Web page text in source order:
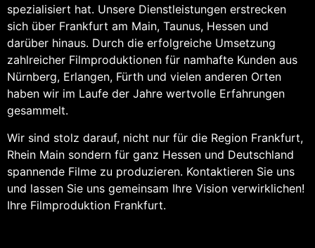
spezialisiert hat. Unsere Dienstleistungen erstrecken
sich über Frankfurt am Main, Taunus, Hessen und
darüber hinaus. Durch die erfolgreiche Umsetzung
zahlreicher Filmproduktionen für namhafte Kunden aus
Nürnberg, Erlangen, Fürth und vielen anderen Orten
haben wir im Laufe der Jahre wertvolle Erfahrungen
gesammelt.
Wir sind stolz darauf, nicht nur für die Region Frankfurt,
Rhein Main sondern für ganz Hessen und Deutschland
spannende Filme zu produzieren. Kontaktieren Sie uns
und lassen Sie uns gemeinsam Ihre Vision verwirklichen!
Ihre Filmproduktion Frankfurt.